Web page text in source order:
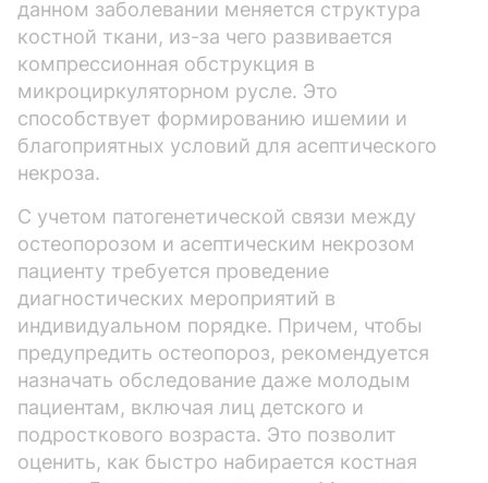
данном заболевании меняется структура
костной ткани, из-за чего развивается
компрессионная обструкция в
микроциркуляторном русле. Это
способствует формированию ишемии и
благоприятных условий для асептического
некроза.
С учетом патогенетической связи между
остеопорозом и асептическим некрозом
пациенту требуется проведение
диагностических мероприятий в
индивидуальном порядке. Причем, чтобы
предупредить остеопороз, рекомендуется
назначать обследование даже молодым
пациентам, включая лиц детского и
подросткового возраста. Это позволит
оценить, как быстро набирается костная